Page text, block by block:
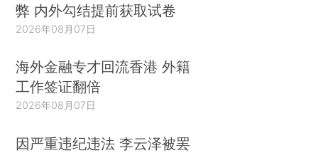
弊 内外勾结提前获取试卷
2026年08月07日
海外金融专才回流香港 外籍
工作签证翻倍
2026年08月07日
因严重违纪违法 李云泽被罢